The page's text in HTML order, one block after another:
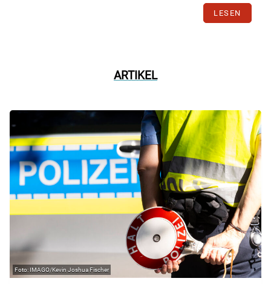
LESEN
ARTIKEL
IMAGO/Kevin Joshua Fischer